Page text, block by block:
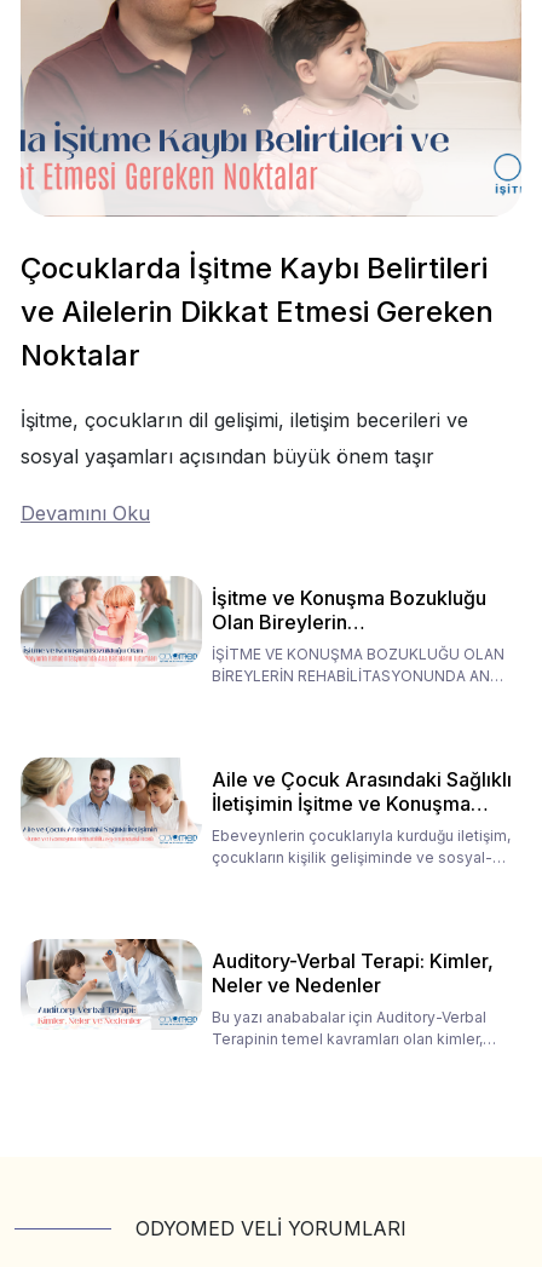
Çocuklarda İşitme Kaybı Belirtileri
ve Ailelerin Dikkat Etmesi Gereken
Noktalar
İşitme, çocukların dil gelişimi, iletişim becerileri ve
sosyal yaşamları açısından büyük önem taşır
Devamını Oku
İşitme ve Konuşma Bozukluğu
Olan Bireylerin
Rehabilitasyonunda Ana
Babaların Tutumları
İŞİTME VE KONUŞMA BOZUKLUĞU OLAN
BİREYLERİN REHABİLİTASYONUNDA ANA
Aile ve Çocuk Arasındaki Sağlıklı
İletişimin İşitme ve Konuşma
Rehabilitasyonundaki Rolü
Ebeveynlerin çocuklarıyla kurduğu iletişim,
çocukların kişilik gelişiminde ve sosyal-
Auditory-Verbal Terapi: Kimler,
Neler ve Nedenler
Bu yazı anababalar için Auditory-Verbal
Terapinin temel kavramları olan kimler,
ODYOMED VELİ YORUMLARI